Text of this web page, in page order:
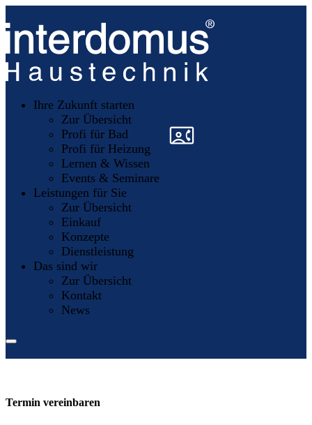
Ihre Zukunft starten
Zur Übersicht
Profi für Bad
Profi für Heizung
Lernen & Wissen
Events & Seminare
Leistungen für Sie
Zur Übersicht
Einkauf
Konzepte
Dienstleistung
Das sind wir
Zur Übersicht
Kontakt
News
»
Termin vereinbaren